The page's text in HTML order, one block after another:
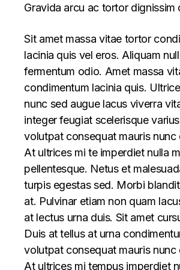
Gravida arcu ac tortor dignissim
Sit amet massa vitae tortor
lacinia quis vel eros. Aliquam
fermentum odio. Amet massa
condimentum lacinia quis.
nunc sed augue lacus viverra
integer feugiat scelerisque
volutpat consequat mauris nunc
At ultrices mi te imperdiet nulla
pellentesque. Netus et
turpis egestas sed. Morbi
at. Pulvinar etiam non quam
at lectus urna duis. Sit amet
Duis at tellus at urna
volutpat consequat mauris nunc
At ultrices mi tempus imperdiet